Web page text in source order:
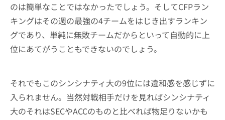
のは簡単なことではなかったでしょう。そしてCFPラン
キングはその週の最強の4チームをはじき出すランキン
グであり、単純に無敗チームだからといって自動的に上
位にあてがうこともできないのでしょう。
それでもこのシンシナティ大の9位には違和感を感じずに
入られません。当然対戦相手だけを見ればシンシナティ
大のそれはSECやACCのものと比べれば物足りないかも